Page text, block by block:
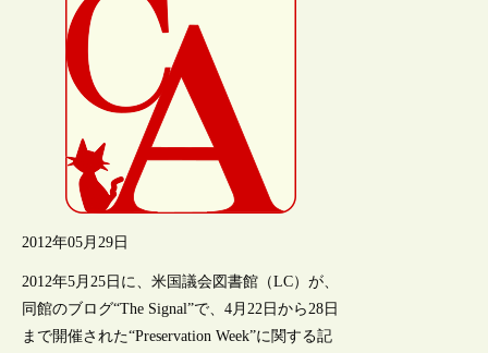
2012年05月29日
2012年5月25日に、米国議会図書館（LC）が、
同館のブログ“The Signal”で、4月22日から28日
まで開催された“Preservation Week”に関する記